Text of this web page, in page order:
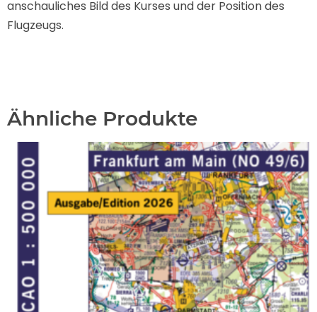
anschauliches Bild des Kurses und der Position des
Flugzeugs.
Ähnliche Produkte